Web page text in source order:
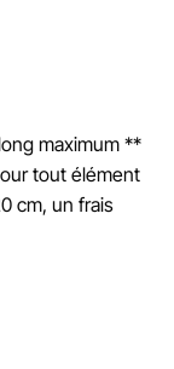
maximum **
tout élément
cm, un frais